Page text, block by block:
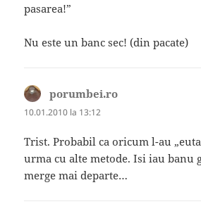
pasarea!”
Nu este un banc sec! (din pacate)
porumbei.ro
10.01.2010 la 13:12
Trist. Probabil ca oricum l-au
urma cu alte metode. Isi iau banu
merge mai departe…